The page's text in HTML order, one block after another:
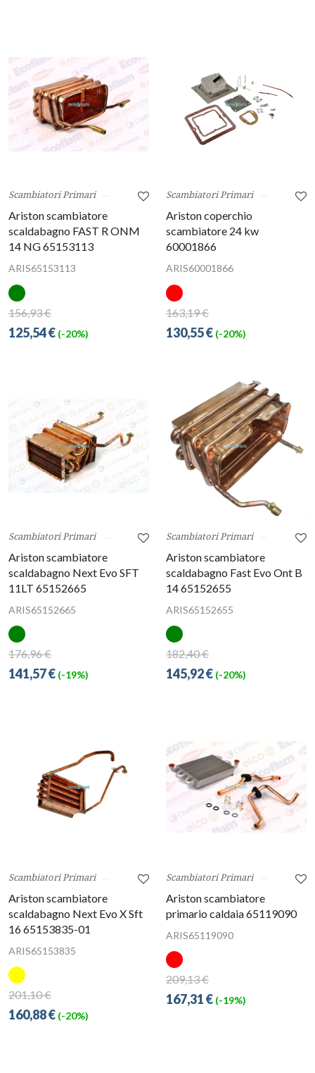
Scambiatori Primari
Ariston scambiatore
scaldabagno FAST R ONM
14 NG 65153113
ARIS65153113
156,93 €
125,54 € (-20%)
Scambiatori Primari
Ariston coperchio
scambiatore 24 kw
60001866
ARIS60001866
163,19 €
130,55 € (-20%)
Scambiatori Primari
Ariston scambiatore
scaldabagno Next Evo SFT
11LT 65152665
ARIS65152665
176,96 €
141,57 € (-19%)
Scambiatori Primari
Ariston scambiatore
scaldabagno Fast Evo Ont B
14 65152655
ARIS65152655
182,40 €
145,92 € (-20%)
Scambiatori Primari
Ariston scambiatore
scaldabagno Next Evo X Sft
16 65153835-01
ARIS65153835
201,10 €
160,88 € (-20%)
Scambiatori Primari
Ariston scambiatore
primario caldaia 65119090
ARIS65119090
209,13 €
167,31 € (-19%)